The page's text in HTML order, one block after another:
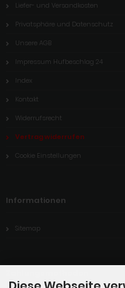
Liefer- und Versandkosten
Privatsphäre und Datenschutz
Unsere AGB
Impressum Hufbeschlag 24
Index
Kontakt
Widerrufsrecht
Vertrag widerrufen
Cookie Einstellungen
Informationen
Sitemap